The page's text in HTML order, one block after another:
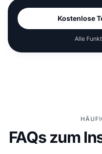
Kostenlose
Alle
FAQs zum